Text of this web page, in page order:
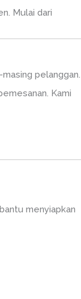
Mulai dari
pelanggan.
Kami
menyiapkan